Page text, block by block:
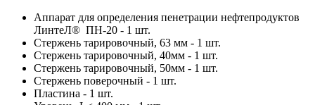
Аппарат для определения пенетрации нефтепродуктов
ЛинтеЛ® ПН-20 - 1 шт.
Стержень тарировочный, 63 мм - 1 шт.
Стержень тарировочный, 40мм - 1 шт.
Стержень тарировочный, 50мм - 1 шт.
Стержень поверочный - 1 шт.
Пластина - 1 шт.